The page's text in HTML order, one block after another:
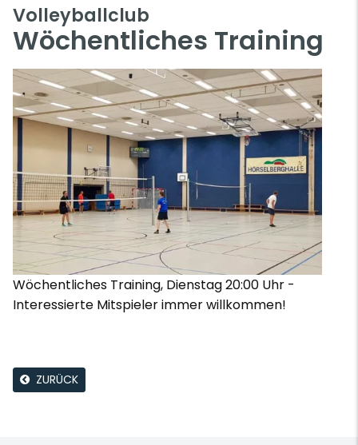
Volleyballclub
Wöchentliches Training
Wöchentliches Training, Dienstag 20:00 Uhr -
Interessierte Mitspieler immer willkommen!
ZURÜCK